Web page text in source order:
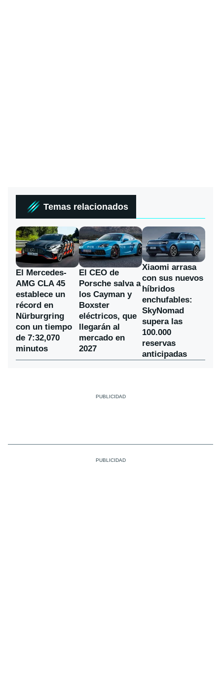
Temas relacionados
El Mercedes-
AMG CLA 45
establece un
récord en
Nürburgring
con un tiempo
de 7:32,070
minutos
El CEO de
Porsche salva a
los Cayman y
Boxster
eléctricos, que
llegarán al
mercado en
2027
Xiaomi arrasa
con sus nuevos
híbridos
enchufables:
SkyNomad
supera las
100.000
reservas
anticipadas